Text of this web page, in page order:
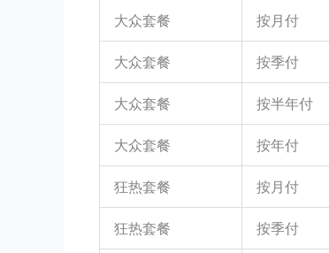
大众套餐 按月付
大众套餐 按季付
大众套餐 按半年付
大众套餐 按年付
狂热套餐 按月付
狂热套餐 按季付